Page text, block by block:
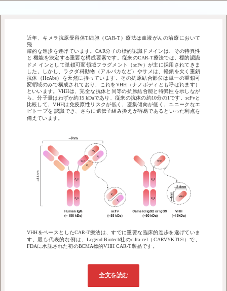
近年、キメラ抗原受容体T細胞（CAR-T）療法は血液がんの治療において
飛
躍的な進歩を遂げています。CAR分子の標的認識ドメインは、その特異性
と 機能を決定する重要な構成要素です。従来のCAR-T療法では、標的認識
ドメ インとして単鎖可変領域フラグメント（scFv）が主に採用されてきま
した。しかし、ラクダ科動物（アルパカなど）やサメは、軽鎖を欠く重鎖
抗体（HcAbs）を天然に持っています。その抗原結合部位は単一の重鎖可
変領域のみで構成されており、これをVHH（ナノボディとも呼ばれます）
といいます。VHHは、完全な抗体と同等の抗原結合能と特異性を示しなが
ら、分子量はわずか約15 kDaであり、従来の抗体の約10分の1です。scFvと
比較して、VHHは免疫原性リスクが低く、凝集傾向が低く、ユニークなエ
ピトープを 認識でき、さらに遺伝子組み換えが容易であるといった利点を
備えています。
VHHをベースとしたCAR-T療法は、すでに重要な臨床的進歩を遂げていま
す。最も代表的な例は、Legend Biotech社のcilta-cel（CARVYKTI®）で、
FDAに承認された初のBCMA標的VHH CAR-T製品です。
全文を読む